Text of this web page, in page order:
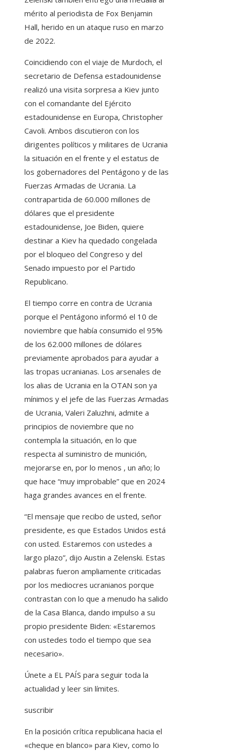
mérito al periodista de Fox Benjamin
Hall, herido en un ataque ruso en marzo
de 2022.
Coincidiendo con el viaje de Murdoch, el
secretario de Defensa estadounidense
realizó una visita sorpresa a Kiev junto
con el comandante del Ejército
estadounidense en Europa, Christopher
Cavoli. Ambos discutieron con los
dirigentes políticos y militares de Ucrania
la situación en el frente y el estatus de
los gobernadores del Pentágono y de las
Fuerzas Armadas de Ucrania. La
contrapartida de 60.000 millones de
dólares que el presidente
estadounidense, Joe Biden, quiere
destinar a Kiev ha quedado congelada
por el bloqueo del Congreso y del
Senado impuesto por el Partido
Republicano.
El tiempo corre en contra de Ucrania
porque el Pentágono informó el 10 de
noviembre que había consumido el 95%
de los 62.000 millones de dólares
previamente aprobados para ayudar a
las tropas ucranianas. Los arsenales de
los alias de Ucrania en la OTAN son ya
mínimos y el jefe de las Fuerzas Armadas
de Ucrania, Valeri Zaluzhni, admite a
principios de noviembre que no
contempla la situación, en lo que
respecta al suministro de munición,
mejorarse en, por lo menos , un año; lo
que hace “muy improbable” que en 2024
haga grandes avances en el frente.
“El mensaje que recibo de usted, señor
presidente, es que Estados Unidos está
con usted. Estaremos con ustedes a
largo plazo”, dijo Austin a Zelenski. Estas
palabras fueron ampliamente criticadas
por los mediocres ucranianos porque
contrastan con lo que a menudo ha salido
de la Casa Blanca, dando impulso a su
propio presidente Biden: «Estaremos
con ustedes todo el tiempo que sea
necesario».
Únete a EL PAÍS para seguir toda la
actualidad y leer sin límites.
suscribir
En la posición crítica republicana hacia el
«cheque en blanco» para Kiev, como lo